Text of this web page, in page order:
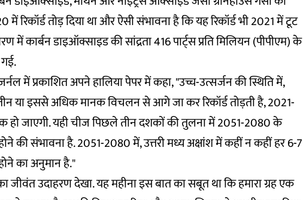
में रिकॉर्ड तोड़ दिया था और ऐसी संभावना है कि यह रिकॉर्ड भी 2021 में टूट
में कार्बन डाइऑक्साइड की सांद्रता 416 पार्ट्स प्रति मिलियन (पीपीएम) के
में प्रकाशित अपने हालिया पेपर में कहा, "उच्च-उत्सर्जन की स्थिति में,
या इससे अधिक मानक विचलन से आगे जा कर रिकॉर्ड तोड़ती है, 2021-
हो जाएगी. यही चीज पिछले तीन दशकों की तुलना में 2051-2080 के
की संभावना है. 2051-2080 में, उत्तरी मध्य अक्षांश में कहीं न कहीं हर 6-7
का अनुमान है."
जीवंत उदाहरण देखा. यह महीना इस बात का सबूत था कि हमारा ग्रह एक